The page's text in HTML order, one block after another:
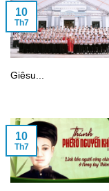
Giêsu...
10
Th7
10
Th7